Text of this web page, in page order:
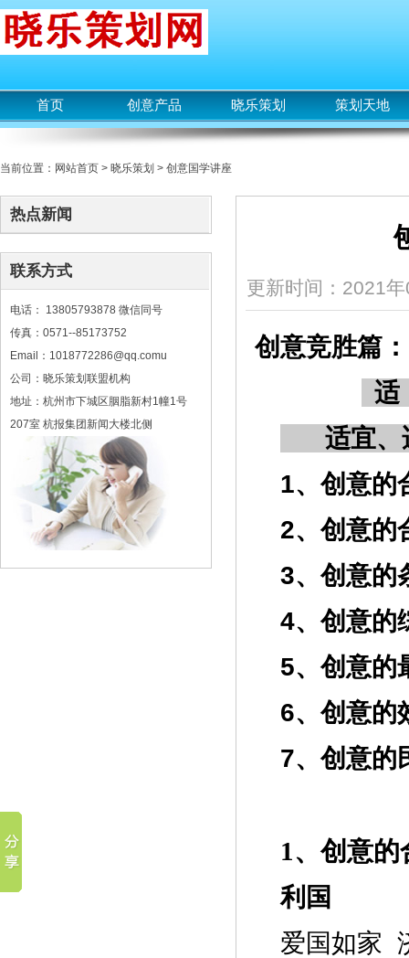
首页 创意产品 晓乐策划 策划天地
当前位置： 网站首页 > 晓乐策划 > 创意国学讲座
热点新闻
联系方式
电话： 13805793878 微信同号
传真：0571--85173752
Email：1018772286@qq.comu
公司：晓乐策划联盟机构
地址：杭州市下城区胭脂新村1幢1号
207室 杭报集团新闻大楼北侧
更新时间：2021
创意竞胜篇：
适
适宜、
1、创意的
2、创意的
3、创意的
4、创意的
5、创意的
6、创意的
7、创意的
1、创意
利国
爱国如家